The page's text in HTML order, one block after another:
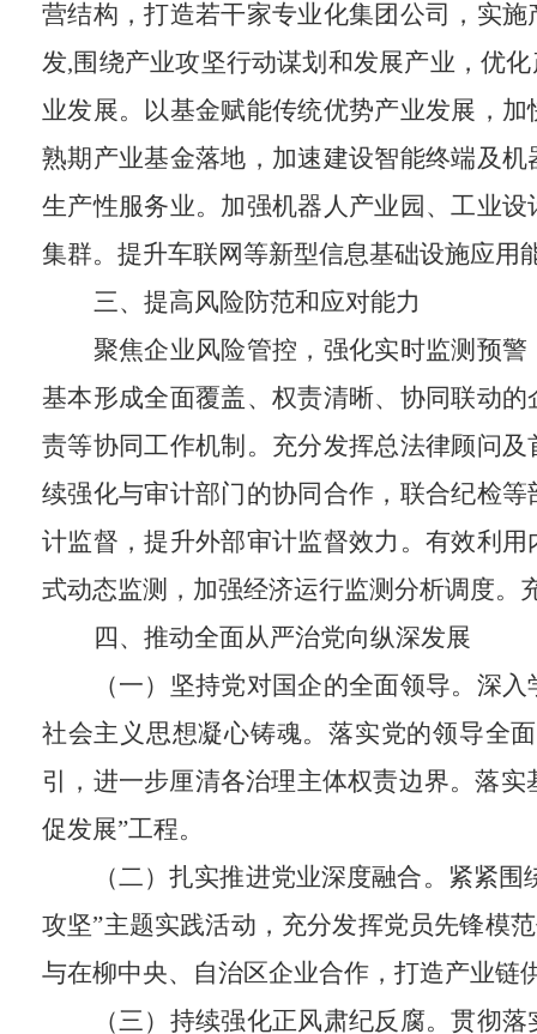
营结构，打造若干家专业化集团公司，实
发,围绕产业攻坚行动谋划和发展产业，优
业发展。以基金赋能传统优势产业发展，
熟期产业基金落地，加速建设智能终端及
生产性服务业。加强机器人产业园、工业
集群。提升车联网等新型信息基础设施应用
三、提高风险防范和应对能力
聚焦企业风险管控，强化实时监测预警
基本形成全面覆盖、权责清晰、协同联动
责等协同工作机制。充分发挥总法律顾问
续强化与审计部门的协同合作，联合纪检
计监督，提升外部审计监督效力。有效利
式动态监测，加强经济运行监测分析调度。
四、推动全面从严治党向纵深发展
（一）坚持党对国企的全面领导。 深入
社会主义思想凝心铸魂。落实党的领导全
引，进一步厘清各治理主体权责边界。落
促发展”工程。
（二）扎实推进党业深度融合。 紧紧围
攻坚”主题实践活动，充分发挥党员先锋模
与在柳中央、自治区企业合作，打造产业链
（三）持续强化正风肃纪反腐。贯彻落